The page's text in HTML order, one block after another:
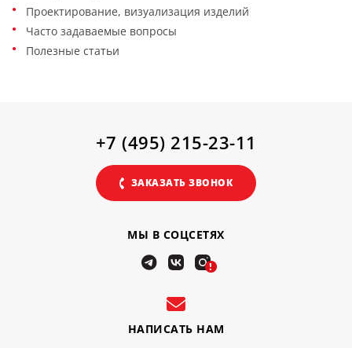
Проектирование, визуализация изделий
Часто задаваемые вопросы
Полезные статьи
НАПИСАТЬ НАМ
МЫ В СОЦСЕТЯХ
!
+7 (495) 215-23-11
ЗАКАЗАТЬ ЗВОНОК